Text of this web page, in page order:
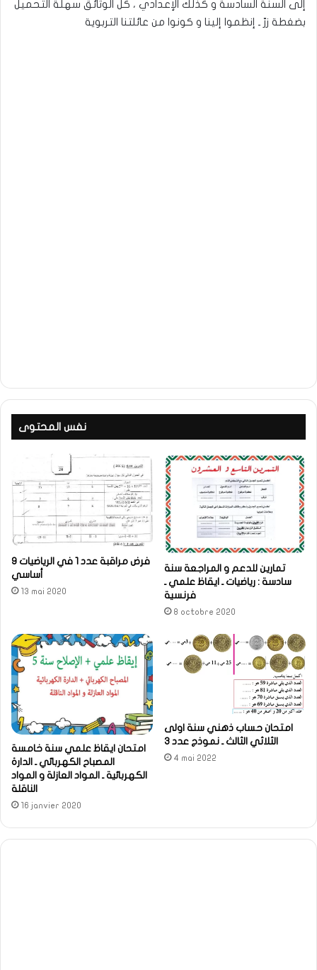
إلى السنة السادسة و كذلك الإعدادي ، كل الوثائق سهلة التحميل
بضغطة زرّ ـ إنظموا إلينا و كونوا من عائلتنا التربوية
نفس المحتوى
فرض مراقبة عدد 1 في الرياضيات 9
أساسي
13 mai 2020
تمارين للدعم و المراجعة سنة
سادسة : رياضيات ـ ايقاظ علمي ـ
فرنسية
8 octobre 2020
امتحان ايقاظ علمي سنة خامسة
المصباح الكهربائي ـ الدارة
الكهربائية ـ المواد العازلة و المواد
الناقلة
16 janvier 2020
امتحان حساب ذهني سنة اولى
الثلاثي الثالث ـ نموذج عدد 3
4 mai 2022